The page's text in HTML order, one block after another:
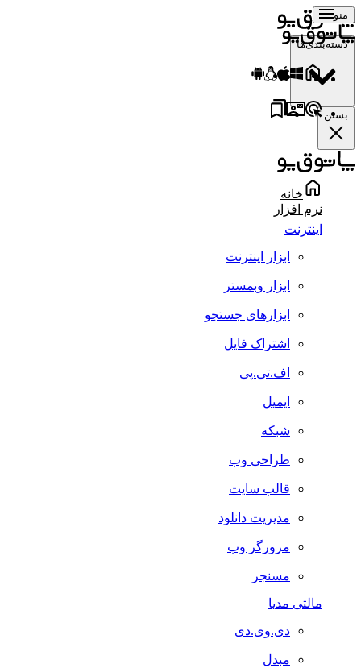
منو
دسته‌بندی‌ها
بستن
خانه
نرم افزار
اینترنت
ابزار اینترنت
ابزار وبمستر
ابزارهای جستجو
اشتراک فایل
اف.تی.پی
ایمیل
شبکه
طراحی وب
قالب سایت
مدیریت دانلود
مرورگر وب
مسنجر
مالتی مدیا
دی.وی.دی
مبدل